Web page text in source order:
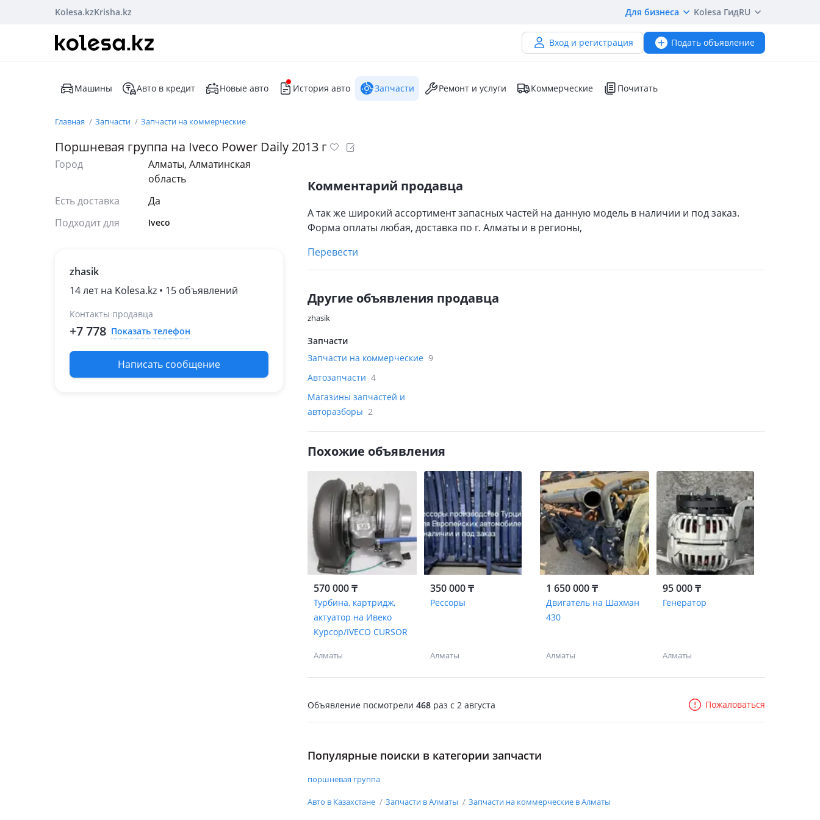
Kolesa.kzKrisha.kz Для бизнеса Kolesa ГидRU
Вход и регистрация Подать объявление
Машины Авто в кредит Новые авто История авто Запчасти Ремонт и услуги Коммерческие Почитать
Главная Запчасти Запчасти на коммерческие
Поршневая группа на Iveco Power Daily 2013 г
Город
Алматы, Алматинская
область
Есть доставка
Да
Подходит для
Iveco
zhasik
14 лет на Kolesa.kz • 15 объявлений
Контакты продавца
+7 778 Показать телефон
Написать сообщение
Комментарий продавца
А так же широкий ассортимент запасных частей на данную модель в наличии и под заказ.
Форма оплаты любая, доставка по г. Алматы и в регионы,
Перевести
Другие объявления продавца
zhasik
Запчасти
Запчасти на коммерческие 9
Автозапчасти 4
Магазины запчастей и
авторазборы 2
Похожие объявления
570 000 ₸
Турбина, картридж,
актуатор на Ивеко
Курсор/IVECO CURSOR
Алматы
350 000 ₸
Рессоры
Алматы
1 650 000 ₸
Двигатель на Шахман
430
Алматы
95 000 ₸
Генератор
Алматы
Объявление посмотрели 468 раз c 2 августа Пожаловаться
Популярные поиски в категории запчасти
поршневая группа
Авто в Казахстане Запчасти в Алматы Запчасти на коммерческие в Алматы